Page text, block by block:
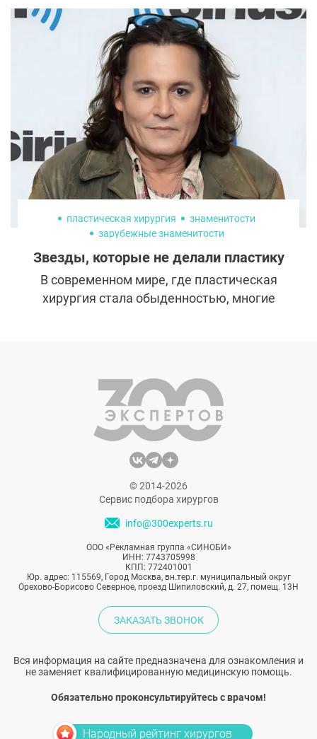
не имеют никаких сезонных ограничений.
Однако у летней пластики есть свои
особенности. Но, если учесть некоторые
нюансы, то результат превзойдет все
ожидания. Какие? Сейчас расскажем.
пластическая хирургия
знаменитости
зарубежные знаменитости
Звезды, которые не делали пластику
В современном мире, где пластическая
хирургия стала обыденностью, многие
к услугам пластических хирургов. Мы
узнаем, почему они решили остаться
верными своей природной
привлекательности и какие ценности для
них важны.
© 2014-2026
Сервис подбора хирургов
info@300experts.ru
ООО «Рекламная группа «СИНОБИ»
ИНН: 7743705998
КПП: 772401001
Юр. адрес: 115569, Город Москва, вн.тер.г. муниципальный округ
Орехово-Борисово Северное, проезд Шипиловский, д. 27, помещ. 13Н
ЗАКАЗАТЬ ЗВОНОК
Вся информация на сайте предназначена для ознакомления и
не заменяет квалифицированную медицинскую помощь.
Обязательно проконсультируйтесь с врачом!
Народный рейтинг хирургов